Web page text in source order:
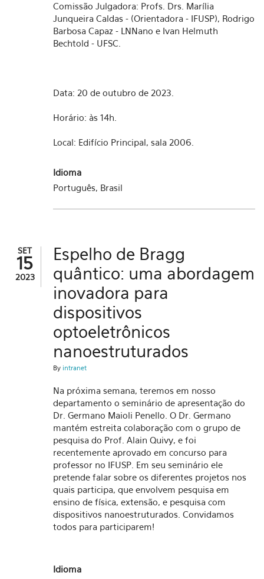
Comissão Julgadora: Profs. Drs. Marília
Junqueira Caldas - (Orientadora - IFUSP), Rodrigo
Barbosa Capaz - LNNano e Ivan Helmuth
Bechtold - UFSC.
Data: 20 de outubro de 2023.
Horário: às 14h.
Local: Edifício Principal, sala 2006.
Idioma
Português, Brasil
SET
15
2023
Espelho de Bragg
quântico: uma abordagem
inovadora para
dispositivos
optoeletrônicos
nanoestruturados
By intranet
Na próxima semana, teremos em nosso
departamento o seminário de apresentação do
Dr. Germano Maioli Penello. O Dr. Germano
mantém estreita colaboração com o grupo de
pesquisa do Prof. Alain Quivy, e foi
recentemente aprovado em concurso para
professor no IFUSP. Em seu seminário ele
pretende falar sobre os diferentes projetos nos
quais participa, que envolvem pesquisa em
ensino de física, extensão, e pesquisa com
dispositivos nanoestruturados. Convidamos
todos para participarem!
Idioma